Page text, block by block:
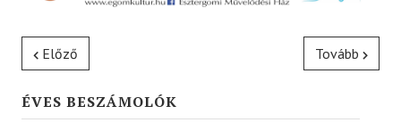
Előző Tovább
ÉVES BESZÁMOLÓK